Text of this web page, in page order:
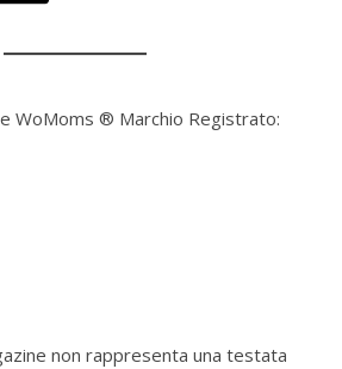
WoMoms ® Marchio Registrato:
non rappresenta una testata